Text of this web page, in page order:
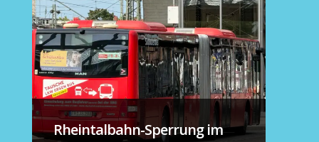
Rheintalbahn-Sperrung im